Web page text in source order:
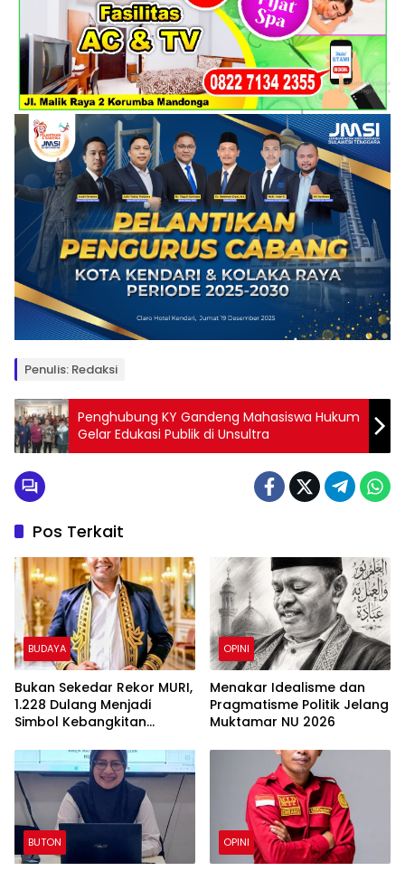
Penulis: Redaksi
Penghubung KY Gandeng Mahasiswa Hukum
Gelar Edukasi Publik di Unsultra
Pos Terkait
BUDAYA
Bukan Sekedar Rekor MURI,
1.228 Dulang Menjadi
Simbol Kebangkitan
OPINI
Menakar Idealisme dan
Pragmatisme Politik Jelang
Muktamar NU 2026
BUTON OPINI